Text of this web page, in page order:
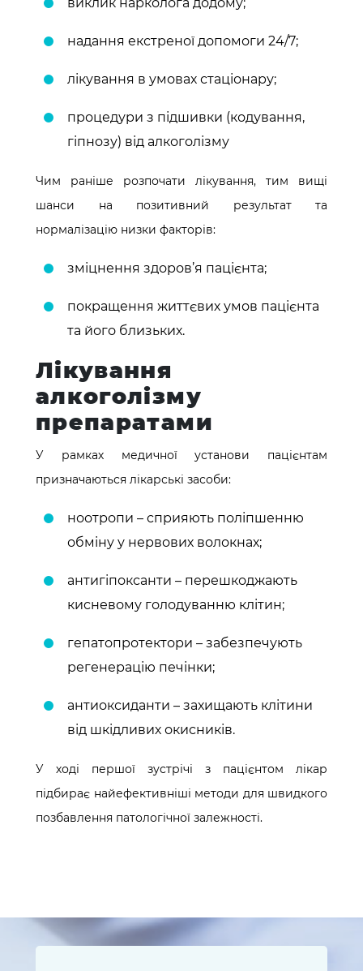
надання екстреної допомоги 24/7;
лікування в умовах стаціонару;
процедури з підшивки (кодування,
гіпнозу) від алкоголізму
Чим раніше розпочати лікування, тим вищі
шанси на позитивний результат та
нормалізацію низки факторів:
зміцнення здоров’я пацієнта;
покращення життєвих умов пацієнта
та його близьких.
Лікування
алкоголізму
препаратами
У рамках медичної установи пацієнтам
призначаються лікарські засоби:
ноотропи – сприяють поліпшенню
обміну у нервових волокнах;
антигіпоксанти – перешкоджають
кисневому голодуванню клітин;
гепатопротектори – забезпечують
регенерацію печінки;
антиоксиданти – захищають клітини
від шкідливих окисників.
У ході першої зустрічі з пацієнтом лікар
підбирає найефективніші методи для швидкого
позбавлення патологічної залежності.